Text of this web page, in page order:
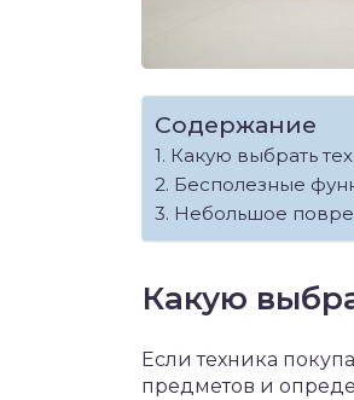
Содержание
Какую выбрать
Бесполезные
Небольшое
Какую
Если техника
предметов и